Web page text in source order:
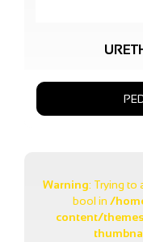
Warning: Trying to
bool in /
content/